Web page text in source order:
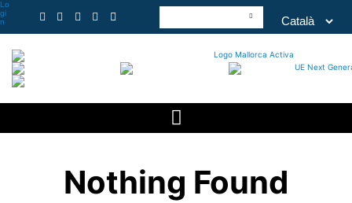
Lo
gi
n
Nothing Found